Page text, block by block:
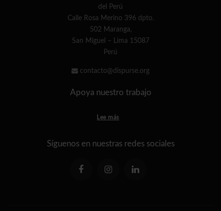
del Perú
Calle Rosa Merino 396 dpto.
502 Maranga,
San Miguel – Lima 15087
Perú
contacto@dispurse.org
Apoya nuestro trabajo
Lee más
Síguenos en nuestras redes sociales